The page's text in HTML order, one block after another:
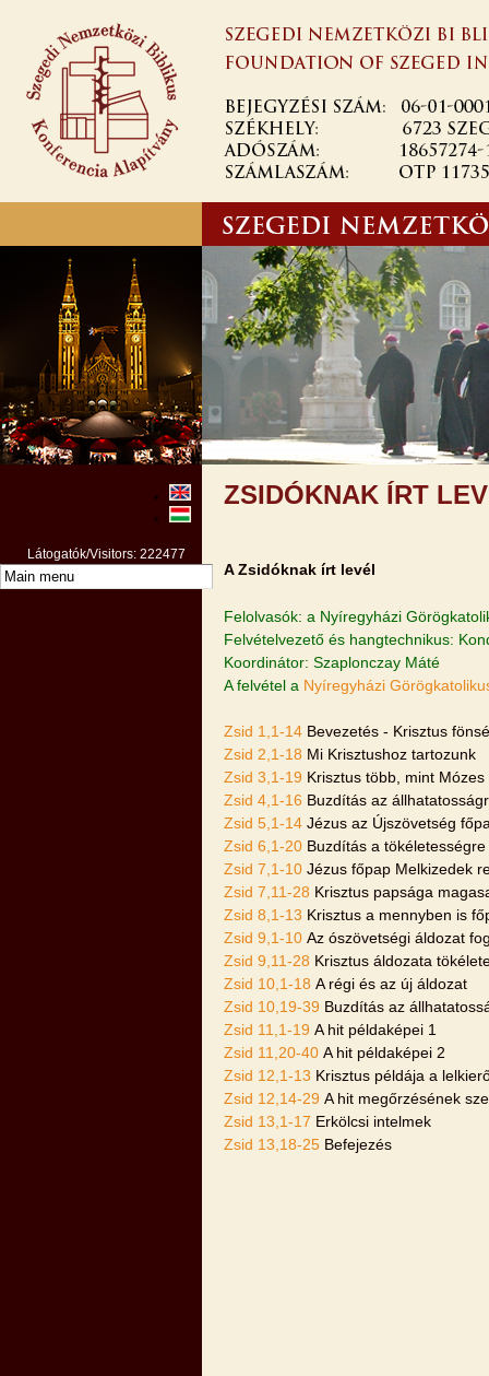
ZSIDÓKNAK ÍRT
A Zsidóknak írt levél
Felolvasók: a Nyíregyházi
Felvételvezető és hangtechnikus:
Koordinátor: Szaplonczay Máté
A felvétel a Nyíregyházi
Zsid 1,1-14 Bevezetés - Krisztus
Zsid 2,1-18 Mi Krisztushoz tartozunk
Zsid 3,1-19 Krisztus több, mint
Zsid 4,1-16 Buzdítás az
Zsid 5,1-14 Jézus az Újszövetség
Zsid 6,1-20 Buzdítás a tökéletességre
Zsid 7,1-10 Jézus főpap Melkizedek
Zsid 7,11-28 Krisztus papsága
Zsid 8,1-13 Krisztus a mennyben is
Zsid 9,1-10 Az ószövetségi áldozat
Zsid 9,11-28 Krisztus áldozata
Zsid 10,1-18 A régi és az új áldozat
Zsid 10,19-39 Buzdítás az
Zsid 11,1-19 A hit példaképei 1
Zsid 11,20-40 A hit példaképei 2
Zsid 12,1-13 Krisztus példája a
Zsid 12,14-29 A hit megőrzésének
Zsid 13,1-17 Erkölcsi intelmek
Zsid 13,18-25 Befejezés
Látogatók/Visitors: 222477